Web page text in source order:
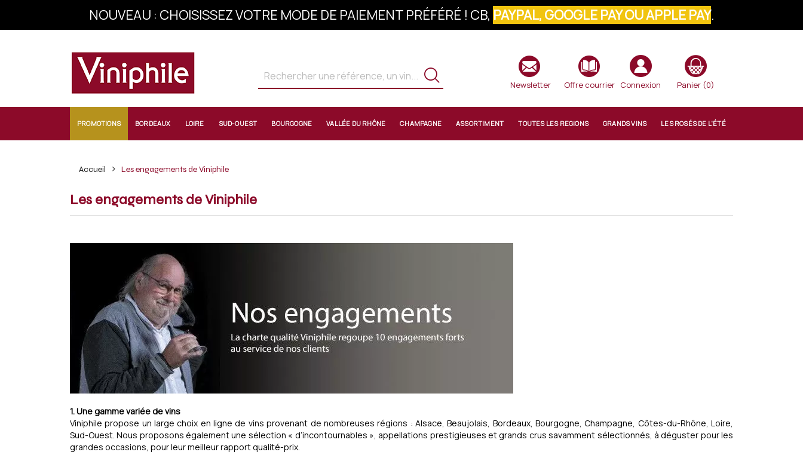
NOUVEAU : CHOISISSEZ VOTRE MODE DE PAIEMENT PRÉFÉRÉ ! CB, PAYPAL, GOOGLE PAY OU APPLE PAY.
Newsletter Offre courrier Connexion Panier (0)
PROMOTIONS BORDEAUX LOIRE SUD-OUEST BOURGOGNE VALLÉE DU RHÔNE CHAMPAGNE ASSORTIMENT TOUTES LES REGIONS GRANDS VINS LES ROSÉS DE L'ÉTÉ
Accueil Les engagements de Viniphile
Les engagements de Viniphile
1. Une gamme variée de vins
Viniphile propose un large choix en ligne de vins provenant de nombreuses régions : Alsace, Beaujolais, Bordeaux, Bourgogne, Champagne, Côtes-du-Rhône, Loire,
Sud-Ouest. Nous proposons également une sélection « d’incontournables », appellations prestigieuses et grands crus savamment sélectionnés, à déguster pour les
grandes occasions, pour leur meilleur rapport qualité-prix.